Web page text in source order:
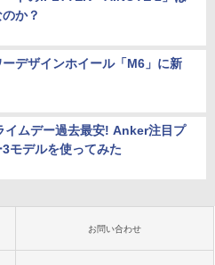
か？
ーデザインホイール「M6」に新
イムデー過去最安! Anker注目プ
モデルを使ってみた
お問い合わせ